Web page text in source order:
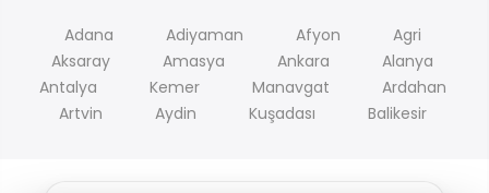
Adana Adiyaman Afyon
Agri
Aksaray
Amasya Ankara
Alanya
Antalya
Kemer Manavgat
Ardahan
Artvin
Aydin Kuşadası Balikesir